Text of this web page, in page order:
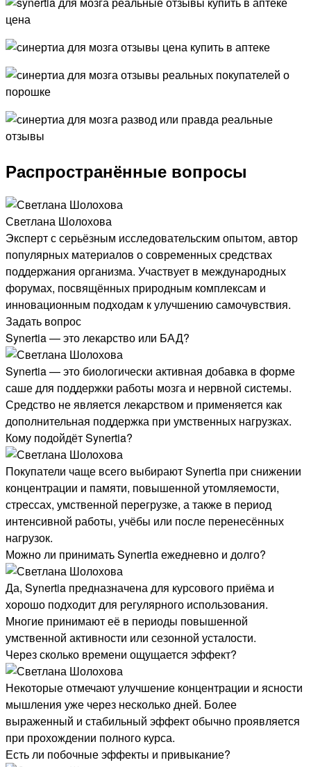
Распространённые вопросы
Светлана Шолохова
Эксперт с серьёзным исследовательским опытом, автор
популярных материалов о современных средствах
поддержания организма. Участвует в международных
форумах, посвящённых природным комплексам и
инновационным подходам к улучшению самочувствия.
Задать вопрос
Synertia — это лекарство или БАД?
Synertia — это биологически активная добавка в форме
саше для поддержки работы мозга и нервной системы.
Средство не является лекарством и применяется как
дополнительная поддержка при умственных нагрузках.
Кому подойдёт Synertia?
Покупатели чаще всего выбирают Synertia при снижении
концентрации и памяти, повышенной утомляемости,
стрессах, умственной перегрузке, а также в период
интенсивной работы, учёбы или после перенесённых
нагрузок.
Можно ли принимать Synertia ежедневно и долго?
Да, Synertia предназначена для курсового приёма и
хорошо подходит для регулярного использования.
Многие принимают её в периоды повышенной
умственной активности или сезонной усталости.
Через сколько времени ощущается эффект?
Некоторые отмечают улучшение концентрации и ясности
мышления уже через несколько дней. Более
выраженный и стабильный эффект обычно проявляется
при прохождении полного курса.
Есть ли побочные эффекты и привыкание?